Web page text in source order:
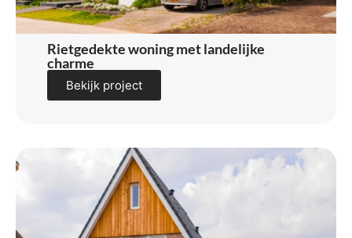
Rietgedekte woning met landelijke
charme
Bekijk project